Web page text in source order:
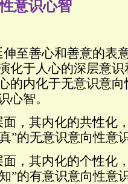
意识心智
至善心和善意的表
于人心的深层意识
的内化于无意识意
心智。
，其内化的共性化
”的无意识意向性意
，其内化的个性化
知”的有意识意向性意